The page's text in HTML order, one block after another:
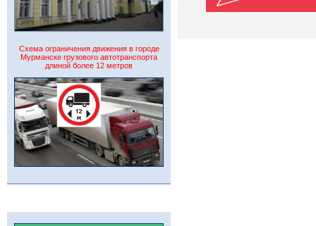
Схема ограничения движения в городе
Мурманске грузового автотранспорта
длиной более 12 метров